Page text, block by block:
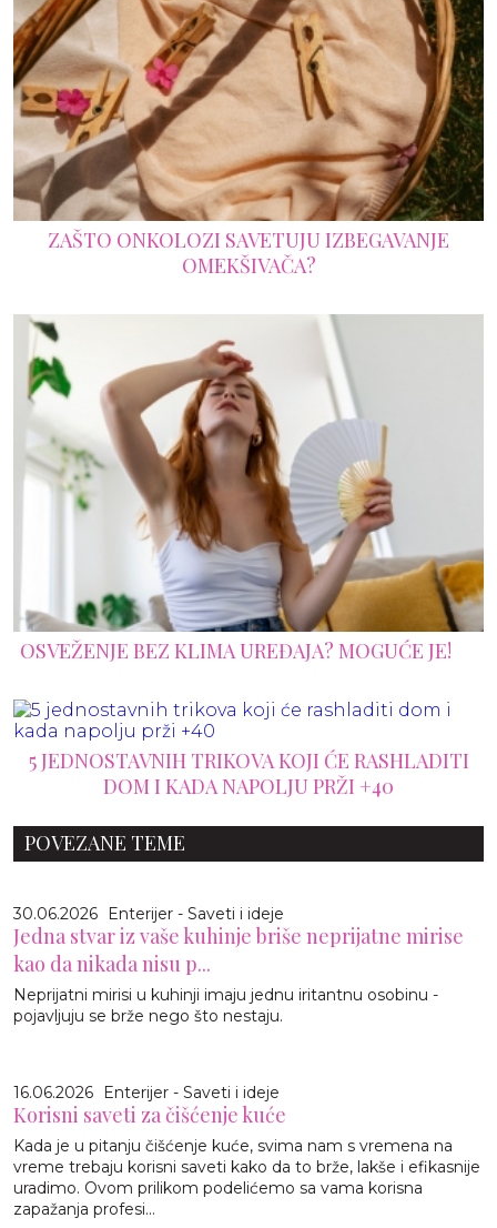
ZAŠTO ONKOLOZI SAVETUJU IZBEGAVANJE
OMEKŠIVAČA?
OSVEŽENJE BEZ KLIMA UREĐAJA? MOGUĆE JE!
5 JEDNOSTAVNIH TRIKOVA KOJI ĆE RASHLADITI
DOM I KADA NAPOLJU PRŽI +40
POVEZANE TEME
30.06.2026 Enterijer - Saveti i ideje
Jedna stvar iz vaše kuhinje briše neprijatne mirise
kao da nikada nisu p...
Neprijatni mirisi u kuhinji imaju jednu iritantnu osobinu -
pojavljuju se brže nego što nestaju.
16.06.2026 Enterijer - Saveti i ideje
Korisni saveti za čišćenje kuće
Kada je u pitanju čišćenje kuće, svima nam s vremena na
vreme trebaju korisni saveti kako da to brže, lakše i efikasnije
uradimo. Ovom prilikom podelićemo sa vama korisna
zapažanja profesi...